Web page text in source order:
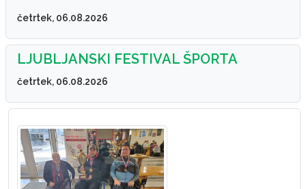
četrtek, 06.08.2026
LJUBLJANSKI FESTIVAL ŠPORTA
četrtek, 06.08.2026